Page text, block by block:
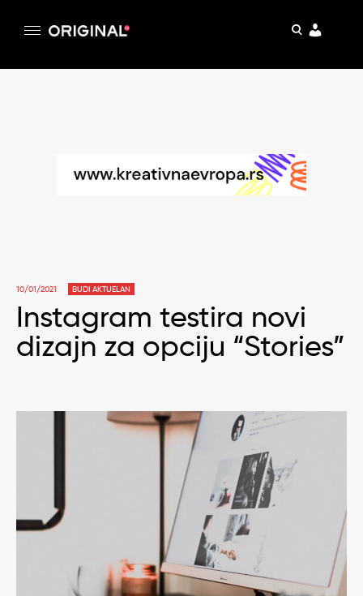
pretraga
10/01/2021 BUDI AKTUELAN
Instagram testira novi
dizajn za opciju “Stories”